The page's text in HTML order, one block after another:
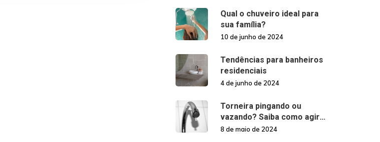
Qual o chuveiro ideal para
sua família?
10 de junho de 2024
Tendências para banheiros
residenciais
4 de junho de 2024
Torneira pingando ou
vazando? Saiba como agir
nessas situações!
8 de maio de 2024